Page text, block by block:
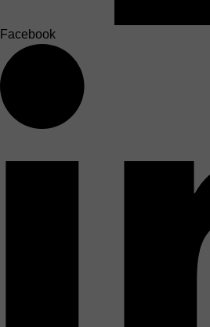
Facebook